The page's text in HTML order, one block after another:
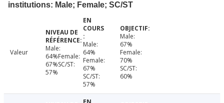
institutions: Male; Female; SC/ST
Valeur
Male:
64%Female:
67%SC/ST:
57%
Male:
64%
Female:
67%
SC/ST:
57%
Male:
67%
Female:
70%
SC/ST:
60%